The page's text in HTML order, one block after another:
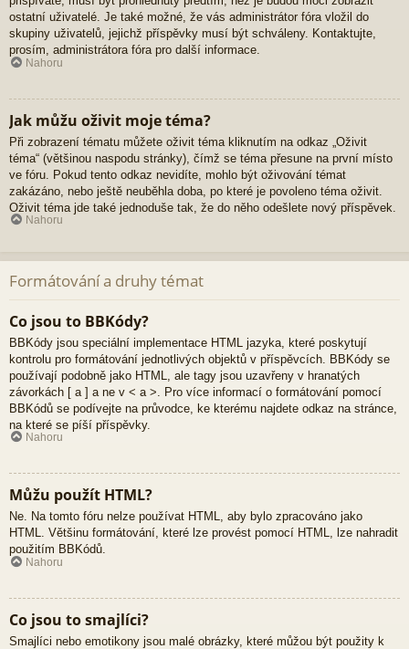
ostatní uživatelé. Je také možné, že vás administrátor fóra vložil do
skupiny uživatelů, jejichž příspěvky musí být schváleny. Kontaktujte,
prosím, administrátora fóra pro další informace.
Nahoru
Jak můžu oživit moje téma?
Při zobrazení tématu můžete oživit téma kliknutím na odkaz „Oživit
téma“ (většinou naspodu stránky), čímž se téma přesune na první místo
ve fóru. Pokud tento odkaz nevidíte, mohlo být oživování témat
zakázáno, nebo ještě neuběhla doba, po které je povoleno téma oživit.
Oživit téma jde také jednoduše tak, že do něho odešlete nový příspěvek.
Nahoru
Formátování a druhy témat
Co jsou to BBKódy?
BBKódy jsou speciální implementace HTML jazyka, které poskytují
kontrolu pro formátování jednotlivých objektů v příspěvcích. BBKódy se
používají podobně jako HTML, ale tagy jsou uzavřeny v hranatých
závorkách [ a ] a ne v < a >. Pro více informací o formátování pomocí
BBKódů se podívejte na průvodce, ke kterému najdete odkaz na stránce,
na které se píší příspěvky.
Nahoru
Můžu použít HTML?
Ne. Na tomto fóru nelze používat HTML, aby bylo zpracováno jako
HTML. Většinu formátování, které lze provést pomocí HTML, lze nahradit
použitím BBKódů.
Nahoru
Co jsou to smajlíci?
Smajlíci nebo emotikony jsou malé obrázky, které můžou být použity k